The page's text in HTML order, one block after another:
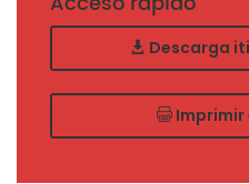
Descarga
Imprimir